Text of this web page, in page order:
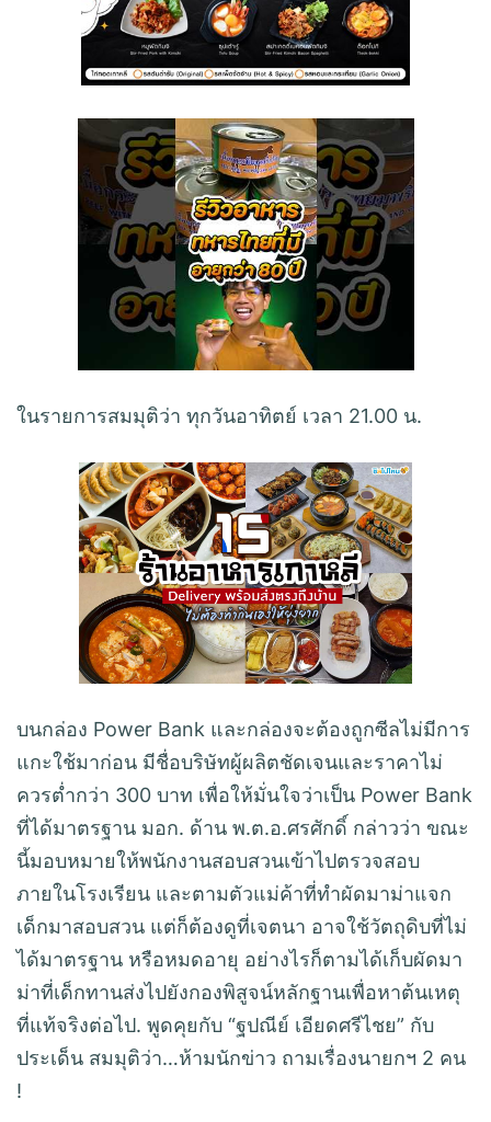
ในรายการสมมุติว่า ทุกวันอาทิตย์ เวลา 21.00 น.
บนกล่อง Power Bank และกล่องจะต้องถูกซีลไม่มีการ
แกะใช้มาก่อน มีชื่อบริษัทผู้ผลิตชัดเจนและราคาไม่
ควรต่ำกว่า 300 บาท เพื่อให้มั่นใจว่าเป็น Power Bank
ที่ได้มาตรฐาน มอก. ด้าน พ.ต.อ.ศรศักดิ์ กล่าวว่า ขณะ
นี้มอบหมายให้พนักงานสอบสวนเข้าไปตรวจสอบ
ภายในโรงเรียน และตามตัวแม่ค้าที่ทำผัดมาม่าแจก
เด็กมาสอบสวน แต่ก็ต้องดูที่เจตนา อาจใช้วัตถุดิบที่ไม่
ได้มาตรฐาน หรือหมดอายุ อย่างไรก็ตามได้เก็บผัดมา
ม่าที่เด็กทานส่งไปยังกองพิสูจน์หลักฐานเพื่อหาต้นเหตุ
ที่แท้จริงต่อไป. พูดคุยกับ “ฐปณีย์ เอียดศรีไชย” กับ
ประเด็น สมมุติว่า…ห้ามนักข่าว ถามเรื่องนายกฯ 2 คน
!